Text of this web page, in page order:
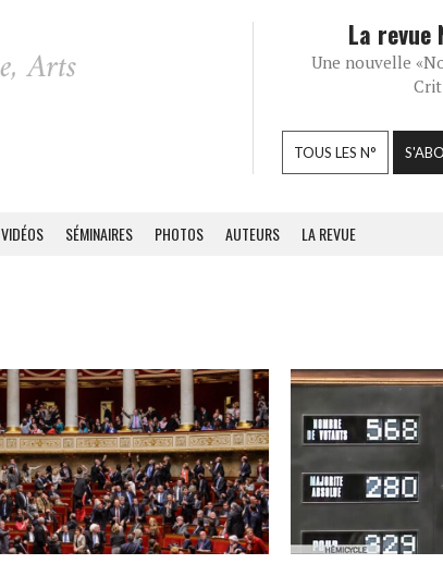
La revue
Une nouvelle
TOUS LES N°
VIDÉOS SÉMINAIRES PHOTOS AUTEURS LA REVUE